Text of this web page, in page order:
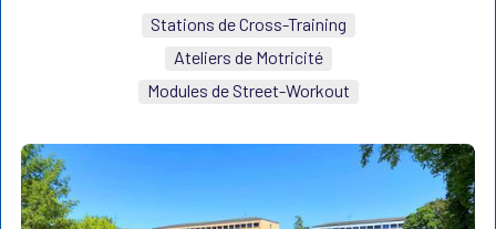
Stations de Cross-Training
Ateliers de Motricité
Modules de Street-Workout